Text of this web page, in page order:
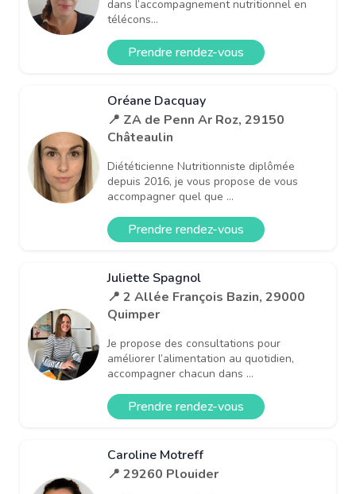
dans l’accompagnement nutritionnel en
télécons...
Prendre rendez-vous
Oréane Dacquay
📍 ZA de Penn Ar Roz, 29150
Châteaulin
Diététicienne Nutritionniste diplômée
depuis 2016, je vous propose de vous
accompagner quel que ...
Prendre rendez-vous
Juliette Spagnol
📍 2 Allée François Bazin, 29000
Quimper
Je propose des consultations pour
améliorer l’alimentation au quotidien,
accompagner chacun dans ...
Prendre rendez-vous
Caroline Motreff
📍 29260 Plouider